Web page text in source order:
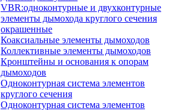
VBR:одноконтурные и двухконтурные
элементы дымохода круглого сечения
окрашенные
Коаксиальные элементы дымоходов
Коллективные элементы дымоходов
Кронштейны и основания к опорам
дымоходов
Одноконтурная система элементов
круглого сечения
Одноконтурная система элементов